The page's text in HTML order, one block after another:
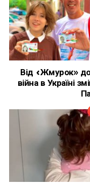
Від «Жмурок»
війна в Україні